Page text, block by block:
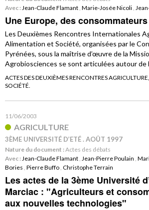
Avec :Jean-Claude Flamant , Marie-Josée Nicoli ,
Une Europe, des
Les Deuxièmes Rencontres Internationales
Alimentation et Société, organisées par le
Pyrénées, sous la maîtrise d’œuvre de la
Agrobiosciences se sont articulées autour de
ACTES DES DEUXIÈMES RENCONTRES
SOCIÉTÉ.
11/06/2003
AGRICULTURE
3ÈME UNIVERSITÉ D’ETÉ . AOÛT 1997
Nature du document :Actes des débats
Avec :Jean-Claude Flamant , Jean-Pierre Poulain ,
Bories , Pierre Buffo , Christophe Terrain
Les actes de la 3ème Université
Marciac : "Agriculteurs et
aux nouvelles technologies"